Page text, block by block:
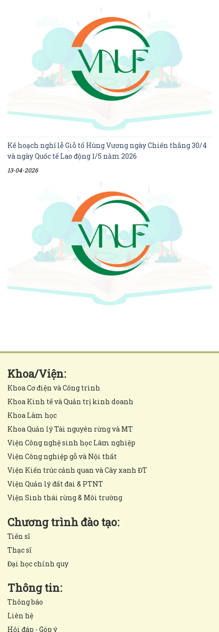
Kế hoạch nghỉ lễ Giỗ tổ Hùng Vương ngày Chiến thắng 30/4
và ngày Quốc tế Lao động 1/5 năm 2026
13-04-2026
Khoa/Viện:
Khoa Cơ điện và Công trình
Khoa Kinh tế và Quản trị kinh doanh
Khoa Lâm học
Khoa Quản lý Tài nguyên rừng và MT
Viện Công nghệ sinh học Lâm nghiệp
Viện Công nghiệp gỗ và Nội thất
Viện Kiến trúc cảnh quan và Cây xanh ĐT
Viện Quản lý đất đai & PTNT
Viện Sinh thái rừng & Môi trường
Chương trình đào tạo:
Tiến sĩ
Thạc sĩ
Đại học chính quy
Thông tin:
Thông báo
Liên hệ
Hỏi đáp - Góp ý